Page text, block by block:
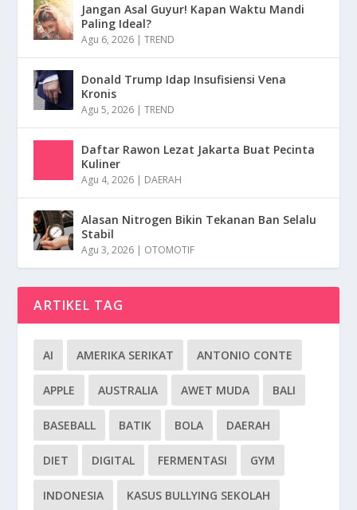
Jangan Asal Guyur! Kapan Waktu Mandi
Paling Ideal?
Agu 6, 2026 |TREND
Donald Trump Idap Insufisiensi Vena
Kronis
Agu 5, 2026 |TREND
Daftar Rawon Lezat Jakarta Buat Pecinta
Kuliner
Agu 4, 2026 | DAERAH
Alasan Nitrogen Bikin Tekanan Ban Selalu
Stabil
Agu 3, 2026 | OTOMOTIF
ARTIKEL TAG
AI AMERIKA SERIKAT ANTONIO CONTE
APPLE AUSTRALIA AWET MUDA BALI
BASEBALL BATIK BOLA DAERAH
DIET DIGITAL FERMENTASI GYM
INDONESIA KASUS BULLYING SEKOLAH